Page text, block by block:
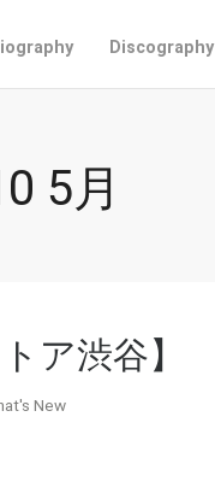
Discography
5月
ア渋谷】
New